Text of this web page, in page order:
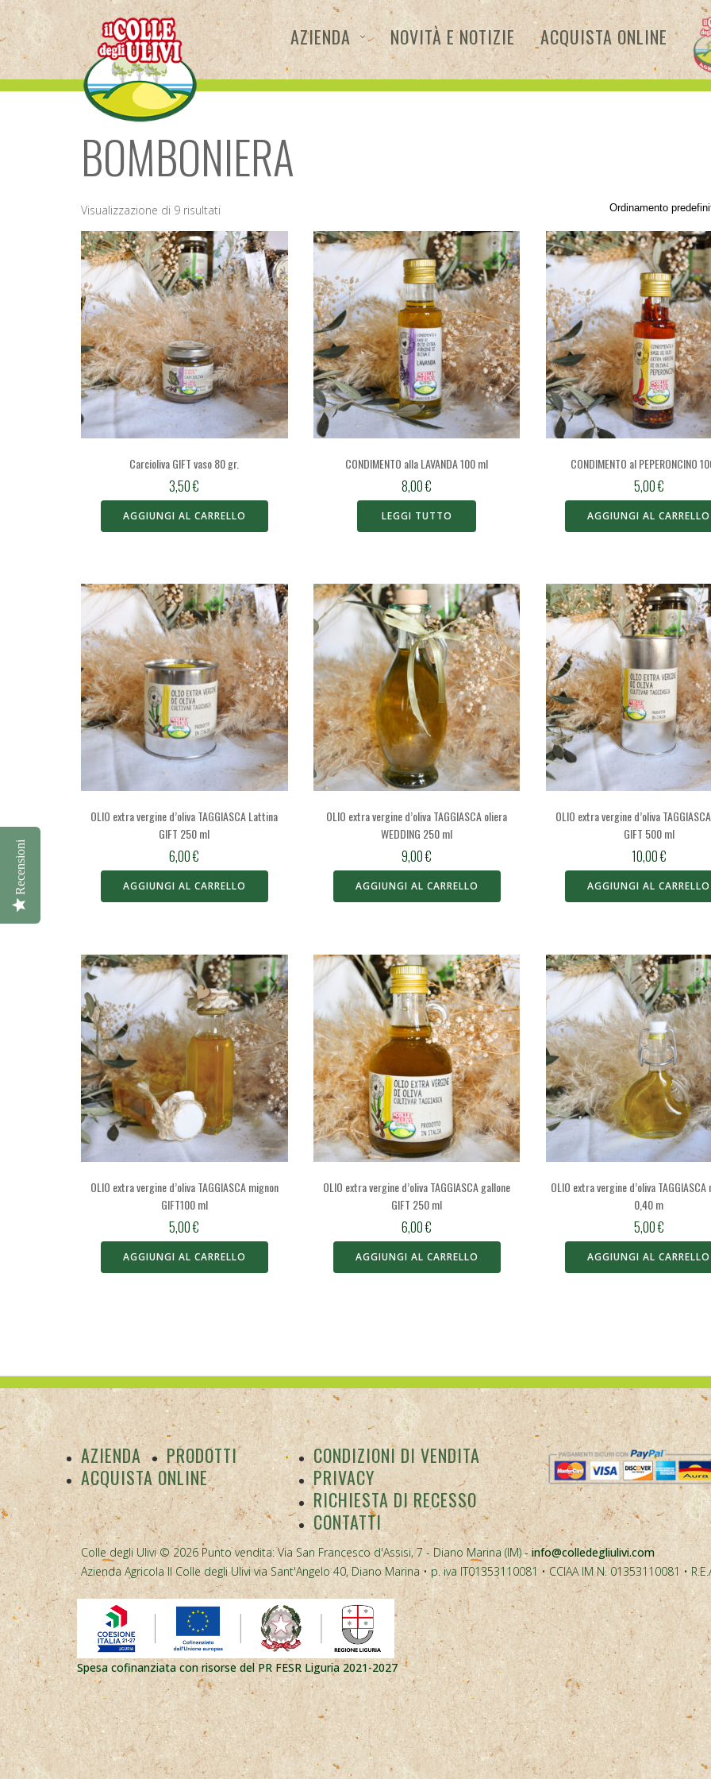
Skip
to
content
AZIENDA NOVITÀ E NOTIZIE ACQUISTA ONLINE
BOMBONIERA
Visualizzazione di 9 risultati
Carcioliva GIFT vaso 80 gr.
3,50€
AGGIUNGI AL CARRELLO
CONDIMENTO alla LAVANDA 100 ml
8,00€
LEGGI TUTTO
CONDIMENTO al PEPERONCINO
5,00€
AGGIUNGI AL CARRELLO
OLIO extra vergine d’oliva TAGGIASCA Lattina
GIFT 250 ml
6,00€
AGGIUNGI AL CARRELLO
OLIO extra vergine d’oliva TAGGIASCA oliera
WEDDING 250 ml
9,00€
AGGIUNGI AL CARRELLO
OLIO extra vergine d’oliva
GIFT 500 ml
10,00€
AGGIUNGI AL CARRELLO
OLIO extra vergine d’oliva TAGGIASCA mignon
GIFT100 ml
5,00€
AGGIUNGI AL CARRELLO
OLIO extra vergine d’oliva TAGGIASCA gallone
GIFT 250 ml
6,00€
AGGIUNGI AL CARRELLO
OLIO extra vergine d’oliva TAGGIASCA
0,40 m
5,00€
AGGIUNGI AL CARRELLO
AZIENDA
PRODOTTI
ACQUISTA ONLINE
CONDIZIONI DI VENDITA
PRIVACY
RICHIESTA DI RECESSO
CONTATTI
Colle degli Ulivi © 2026 Punto vendita: Via San Francesco d'Assisi, 7 - Diano Marina (IM) -info@colledegliulivi.com
Azienda Agricola Il Colle degli Ulivi via Sant'Angelo 40, Diano Marina • p. iva IT01353110081 • CCIAA IM N. 01353110081 •
Spesa cofinanziata con risorse del PR FESR Liguria 2021-2027
Recensioni